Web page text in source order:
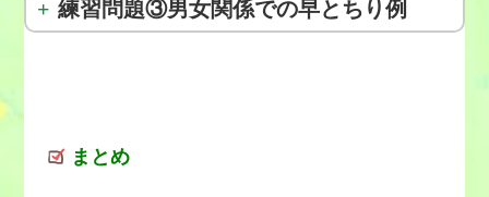
状況
練習問題③男女関係での早とちり例
まとめ